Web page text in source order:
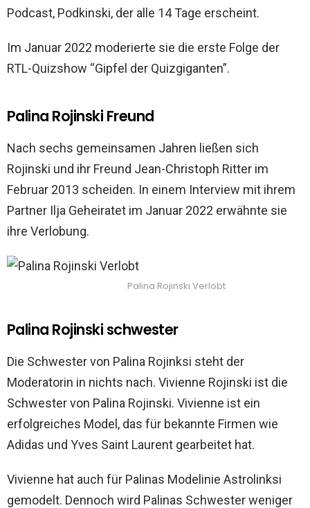
Podcast, Podkinski, der alle 14 Tage erscheint.
Im Januar 2022 moderierte sie die erste Folge der
RTL-Quizshow “Gipfel der Quizgiganten”.
Palina Rojinski Freund
Nach sechs gemeinsamen Jahren ließen sich
Rojinski und ihr Freund Jean-Christoph Ritter im
Februar 2013 scheiden. In einem Interview mit ihrem
Partner Ilja Geheiratet im Januar 2022 erwähnte sie
ihre Verlobung.
Palina Rojinski Verlobt
Palina Rojinski schwester
Die Schwester von Palina Rojinksi steht der
Moderatorin in nichts nach. Vivienne Rojinski ist die
Schwester von Palina Rojinski. Vivienne ist ein
erfolgreiches Model, das für bekannte Firmen wie
Adidas und Yves Saint Laurent gearbeitet hat.
Vivienne hat auch für Palinas Modelinie Astrolinksi
gemodelt. Dennoch wird Palinas Schwester weniger